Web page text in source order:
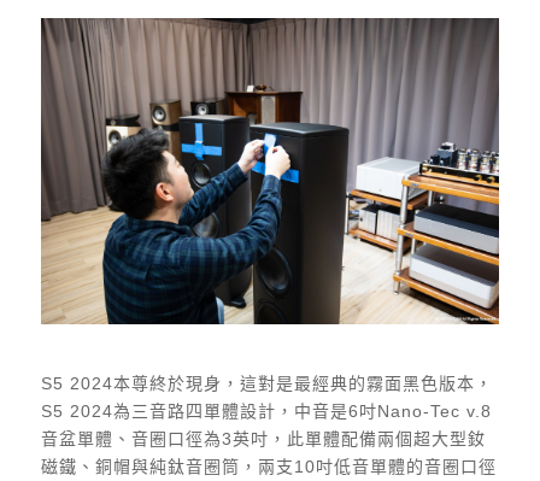
S5 2024本尊終於現身，這對是最經典的霧面黑色版本，
S5 2024為三音路四單體設計，中音是6吋Nano-Tec v.8
音盆單體、音圈口徑為3英吋，此單體配備兩個超大型釹
磁鐵、銅帽與純鈦音圈筒，兩支10吋低音單體的音圈口徑